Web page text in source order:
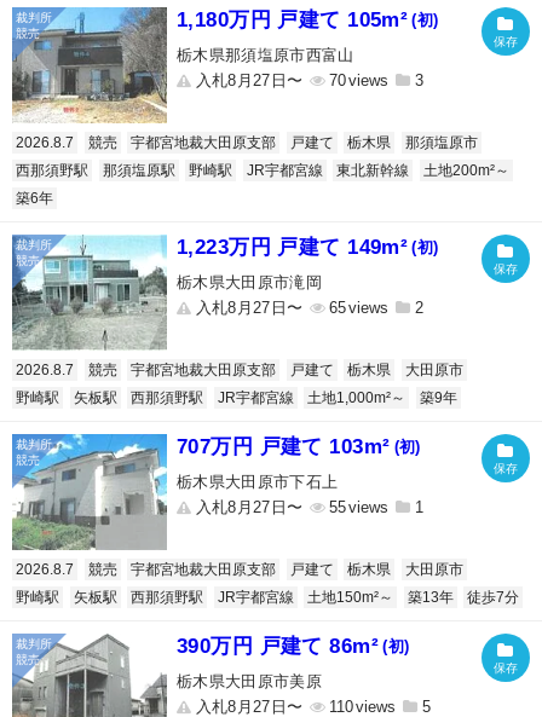
1,180万円 戸建て 105m² (初)
栃木県那須塩原市西富山
入札8月27日〜
70 3
2026.8.7 競売 宇都宮地裁大田原支部 戸建て 栃木県
那須塩原市
西那須野駅
那須塩原駅 野崎駅 JR宇都宮線 東北新幹線
土地200m²～
築6年
1,223万円 戸建て 149m² (初)
栃木県大田原市滝岡
入札8月27日〜
65 2
2026.8.7 競売 宇都宮地裁大田原支部 戸建て 栃木県
大田原市
野崎駅
矢板駅 西那須野駅 JR宇都宮線 土地1,000m²～ 築9年
707万円 戸建て 103m² (初)
栃木県大田原市下石上
入札8月27日〜
55 1
2026.8.7 競売 宇都宮地裁大田原支部 戸建て 栃木県
大田原市
野崎駅
矢板駅 西那須野駅 JR宇都宮線 土地150m²～ 築13年 徒歩7分
390万円 戸建て 86m² (初)
栃木県大田原市美原
入札8月27日〜
110 5